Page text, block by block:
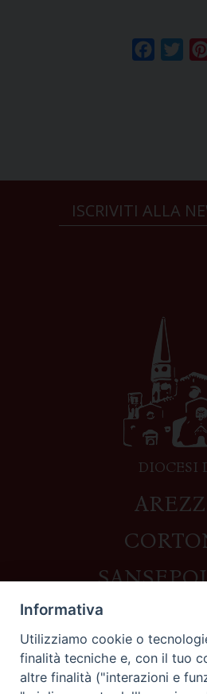
ISCRIVITI ALLA
DIOCESI
Contatti
Piazza del Duomo,1 - 52100
Informativa
Utilizziamo cookie o
finalità tecniche e, con il tuo
altre finalità ("interazioni e